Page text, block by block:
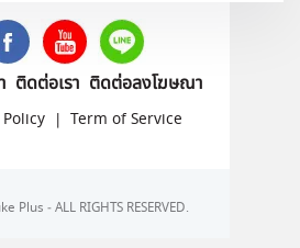
ติดต่อเรา ติดต่อลงโฆษณา
| Term of Service
Plus - ALL RIGHTS RESERVED.